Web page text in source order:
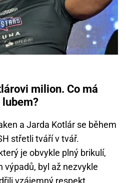
milion. Co má
a Jarda Kotlár se během
střetli tváří v tvář.
je obvykle plný brikulí,
výpadů, byl až nezvykle
vzájemný respekt